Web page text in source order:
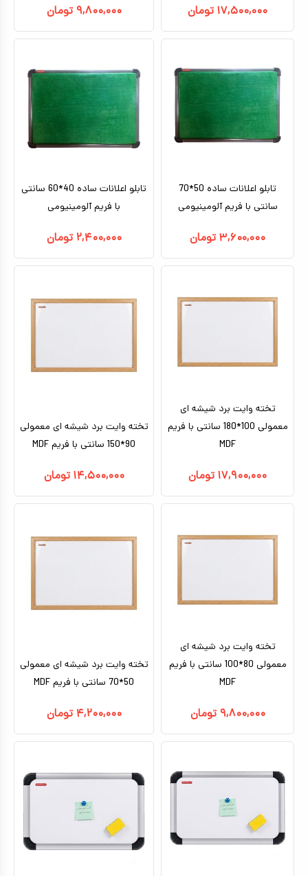
۱۷,۵۰۰,۰۰۰ تومان ۹,۸۰۰,۰۰۰ تومان
تابلو اعلانات ساده 50*70
سانتی با فریم آلومینیومی
۳,۶۰۰,۰۰۰ تومان
تابلو اعلانات ساده 40*60 سانتی
با فریم آلومینیومی
۲,۴۰۰,۰۰۰ تومان
تخته وایت برد شیشه ای
معمولی 100*180 سانتی با فریم
MDF
۱۷,۹۰۰,۰۰۰ تومان
تخته وایت برد شیشه ای معمولی
90*150 سانتی با فریم MDF
۱۴,۵۰۰,۰۰۰ تومان
تخته وایت برد شیشه ای
معمولی 80*100 سانتی با فریم
MDF
۹,۸۰۰,۰۰۰ تومان
تخته وایت برد شیشه ای معمولی
50*70 سانتی با فریم MDF
۴,۲۰۰,۰۰۰ تومان